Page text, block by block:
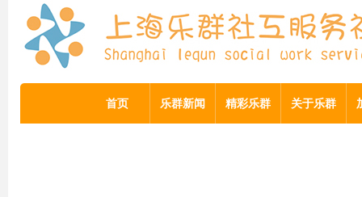
首页 乐群新闻 精彩乐群 关于乐群